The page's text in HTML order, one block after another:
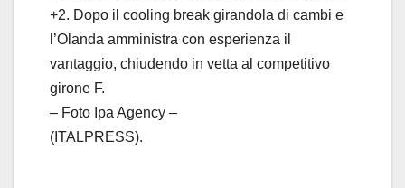
+2. Dopo il cooling break girandola di cambi e
l’Olanda amministra con esperienza il
vantaggio, chiudendo in vetta al competitivo
girone F.
– Foto Ipa Agency –
(ITALPRESS).